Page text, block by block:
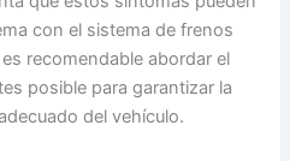
con el sistema de frenos
recomendable abordar el
posible para garantizar la
del vehículo.